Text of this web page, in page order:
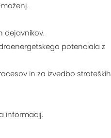
dejavnikov.
potenciala z
in za izvedbo strateških
informacij.